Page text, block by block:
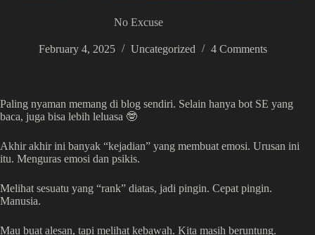
No Excuse
February 4, 2025 Uncategorized 4 Comments
Paling nyaman memang di blog sendiri. Selain hanya bot SE yang
baca, juga bisa lebih leluasa 🤓
Akhir akhir ini banyak “kejadian” yang membuat emosi. Urusan ini
itu. Menguras emosi dan psikis.
Melihat sesuatu yang “rank” diatas, jadi pingin. Cepat pingin.
Manusia.
Mau buat alesan, tapi melihat kebawah. Kita masih beruntung.